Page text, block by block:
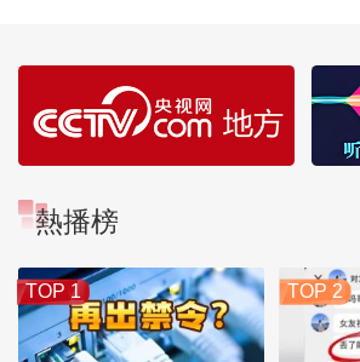
熱播榜
TOP 1 TOP 2